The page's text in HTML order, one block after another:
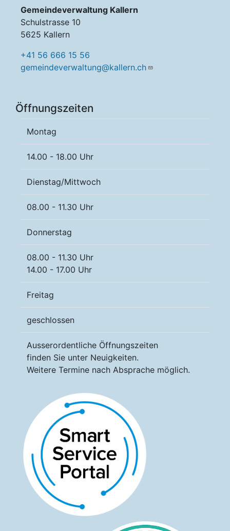
Gemeindeverwaltung Kallern
Schulstrasse 10
5625 Kallern
+41 56 666 15 56
gemeindeverwaltung@kallern.ch
Öffnungszeiten
Montag
14.00 - 18.00 Uhr
Dienstag/Mittwoch
08.00 - 11.30 Uhr
Donnerstag
08.00 - 11.30 Uhr
14.00 - 17.00 Uhr
Freitag
geschlossen
Ausserordentliche Öffnungszeiten
finden Sie unter Neuigkeiten.
Weitere Termine nach Absprache möglich.